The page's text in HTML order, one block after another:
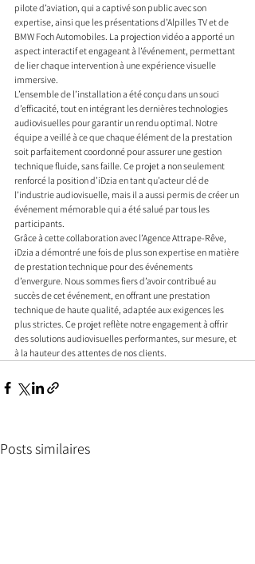
pilote d’aviation, qui a captivé son public avec son
expertise, ainsi que les présentations d’Alpilles TV et de
BMW Foch Automobiles. La projection vidéo a apporté un
aspect interactif et engageant à l’événement, permettant
de lier chaque intervention à une expérience visuelle
immersive.
L’ensemble de l’installation a été conçu dans un souci
d’efficacité, tout en intégrant les dernières technologies
audiovisuelles pour garantir un rendu optimal. Notre
équipe a veillé à ce que chaque élément de la prestation
soit parfaitement coordonné pour assurer une gestion
technique fluide, sans faille. Ce projet a non seulement
renforcé la position d’iDzia en tant qu’acteur clé de
l’industrie audiovisuelle, mais il a aussi permis de créer un
événement mémorable qui a été salué par tous les
participants.
Grâce à cette collaboration avec l’Agence Attrape-Rêve,
iDzia a démontré une fois de plus son expertise en matière
de prestation technique pour des événements
d’envergure. Nous sommes fiers d’avoir contribué au
succès de cet événement, en offrant une prestation
technique de haute qualité, adaptée aux exigences les
plus strictes. Ce projet reflète notre engagement à offrir
des solutions audiovisuelles performantes, sur mesure, et
à la hauteur des attentes de nos clients.
Posts similaires